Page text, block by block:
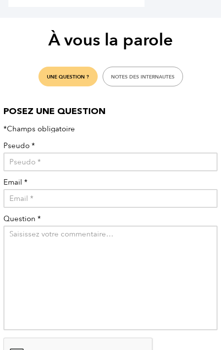
À vous la parole
UNE QUESTION ? NOTES DES INTERNAUTES
POSEZ UNE QUESTION
*Champs obligatoire
Pseudo *
Email *
Question *